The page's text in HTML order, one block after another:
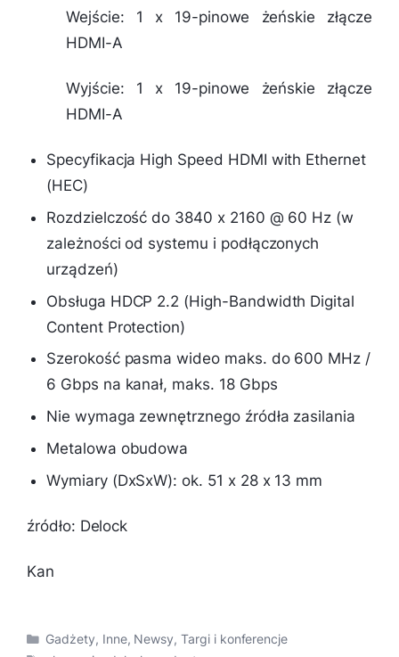
Wejście: 1 x 19-pinowe żeńskie złącze
HDMI-A
Wyjście: 1 x 19-pinowe żeńskie złącze
HDMI-A
Specyfikacja High Speed HDMI with Ethernet
(HEC)
Rozdzielczość do 3840 x 2160 @ 60 Hz (w
zależności od systemu i podłączonych
urządzeń)
Obsługa HDCP 2.2 (High-Bandwidth Digital
Content Protection)
Szerokość pasma wideo maks. do 600 MHz /
6 Gbps na kanał, maks. 18 Gbps
Nie wymaga zewnętrznego źródła zasilania
Metalowa obudowa
Wymiary (DxSxW): ok. 51 x 28 x 13 mm
źródło: Delock
Kan
Kategorie
Gadżety, Inne, Newsy,Targi i konferencje